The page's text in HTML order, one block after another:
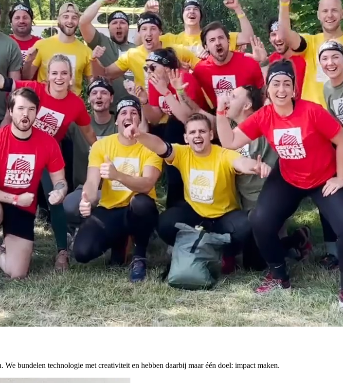
bundelen technologie met creativiteit en hebben daarbij maar één doel: impact maken.